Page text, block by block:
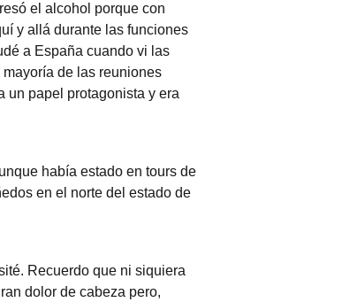
el alcohol porque con
y allá durante las funciones
a España cuando vi las
de las reuniones
un papel protagonista y era
había estado en tours de
en el norte del estado de
Recuerdo que ni siquiera
dolor de cabeza pero,